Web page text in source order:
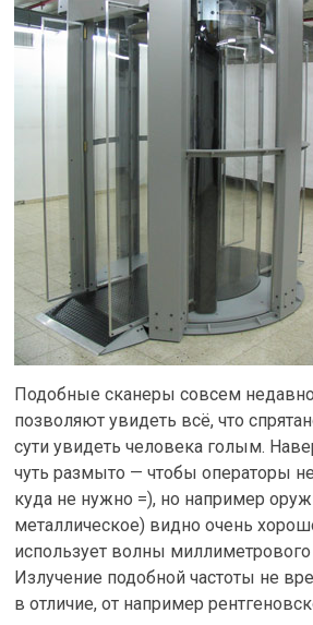
Подобные сканеры совсем
позволяют увидеть всё, что
сути увидеть человека голым.
чуть размыто — чтобы операторы
куда не нужно =), но например
металлическое) видно очень
использует волны миллиметрового
Излучение подобной частоты не
в отличие, от например